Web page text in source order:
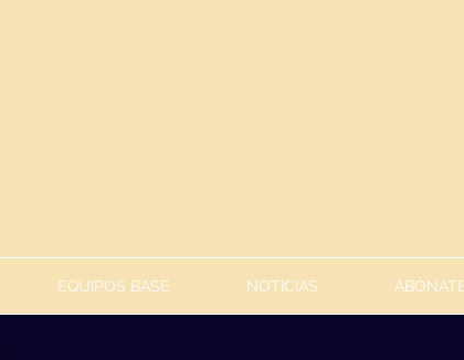
EQUIPOS BASE NOTICIAS